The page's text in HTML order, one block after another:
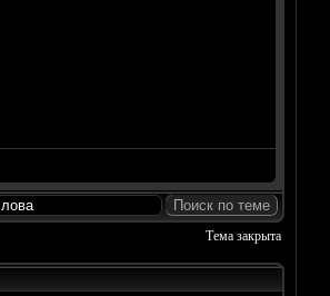
Тема закрыта